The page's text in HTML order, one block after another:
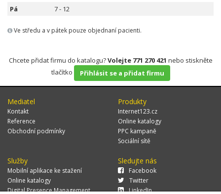
Pá 7 - 12
Ve středu a v pátek pouze objednaní pacienti.
Chcete přidat firmu do katalogu?Volejte 771 270 421 nebo stiskněte
tlačítko
Přihlásit se a přidat firmu
Mediatel
Kontakt
Reference
Obchodní podmínky
Produkty
Internet123.cz
Online katalogy
PPC kampaně
Sociální sítě
Služby
Mobilní aplikace ke stažení
Online katalogy
Digital Presence Management
Sledujte nás
Facebook
Twitter
LinkedIn